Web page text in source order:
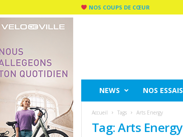
NOS COUPS DE CŒUR
NEWS NOS ESSAIS
Accueil Tags Arts Energy
Tag: Arts Energy